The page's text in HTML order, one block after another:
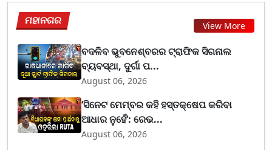
ମହାନଗର View More
ବଦଳିବ ଭୁବନେଶ୍ବରର ଟ୍ରାଫିକ ସିଗନାଲ
ବ୍ୟବସ୍ଥା, ଦୁର୍ଗା ପ...
August 06, 2026
‘ସିନେଟ ମେମ୍ବର କହି ହସ୍ତକ୍ଷେପ କରିବା
ଆଧାର ନୁହେଁ’: ରେଭ...
August 06, 2026